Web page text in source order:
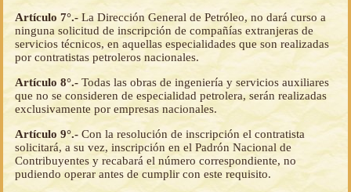
Artículo 7°.- La Dirección General de Petróleo, no dará curso a
ninguna solicitud de inscripción de compañías extranjeras de
servicios técnicos, en aquellas especialidades que son realizadas
por contratistas petroleros nacionales.
Artículo 8°.- Todas las obras de ingeniería y servicios auxiliares
que no se consideren de especialidad petrolera, serán realizadas
exclusivamente por empresas nacionales.
Artículo 9°.- Con la resolución de inscripción el contratista
solicitará, a su vez, inscripción en el Padrón Nacional de
Contribuyentes y recabará el número correspondiente, no
pudiendo operar antes de cumplir con este requisito.